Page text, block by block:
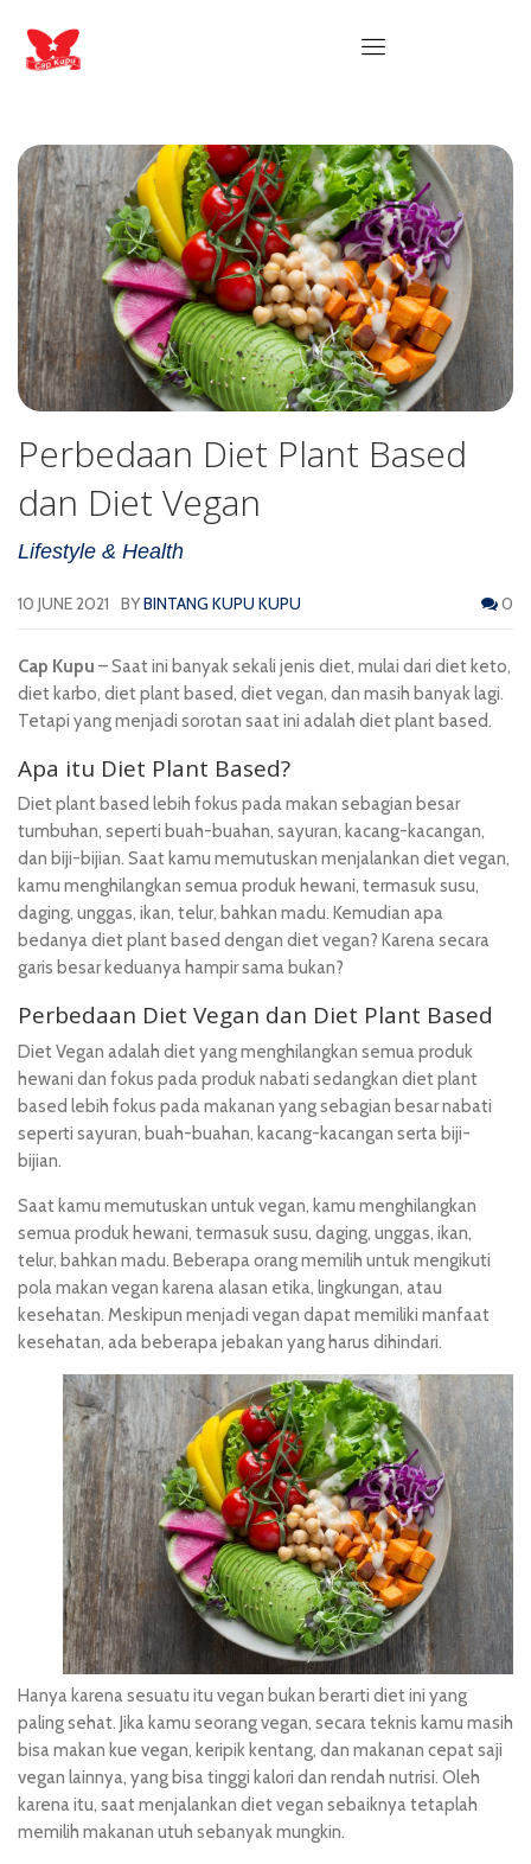
Perbedaan Diet Plant Based
dan Diet Vegan
Lifestyle & Health
10 JUNE 2021 BYBINTANG KUPU KUPU 0
Cap Kupu – Saat ini banyak sekali jenis diet, mulai dari diet keto,
diet karbo, diet plant based, diet vegan, dan masih banyak lagi.
Tetapi yang menjadi sorotan saat ini adalah diet plant based.
Apa itu Diet Plant Based?
Diet plant based lebih fokus pada makan sebagian besar
tumbuhan, seperti buah-buahan, sayuran, kacang-kacangan,
dan biji-bijian. Saat kamu memutuskan menjalankan diet vegan,
kamu menghilangkan semua produk hewani, termasuk susu,
daging, unggas, ikan, telur, bahkan madu. Kemudian apa
bedanya diet plant based dengan diet vegan? Karena secara
garis besar keduanya hampir sama bukan?
Perbedaan Diet Vegan dan Diet Plant Based
Diet Vegan adalah diet yang menghilangkan semua produk
hewani dan fokus pada produk nabati sedangkan diet plant
based lebih fokus pada makanan yang sebagian besar nabati
seperti sayuran, buah-buahan, kacang-kacangan serta biji-
bijian.
Saat kamu memutuskan untuk vegan, kamu menghilangkan
semua produk hewani, termasuk susu, daging, unggas, ikan,
telur, bahkan madu. Beberapa orang memilih untuk mengikuti
pola makan vegan karena alasan etika, lingkungan, atau
kesehatan. Meskipun menjadi vegan dapat memiliki manfaat
kesehatan, ada beberapa jebakan yang harus dihindari.
Hanya karena sesuatu itu vegan bukan berarti diet ini yang
paling sehat. Jika kamu seorang vegan, secara teknis kamu masih
bisa makan kue vegan, keripik kentang, dan makanan cepat saji
vegan lainnya, yang bisa tinggi kalori dan rendah nutrisi. Oleh
karena itu, saat menjalankan diet vegan sebaiknya tetaplah
memilih makanan utuh sebanyak mungkin.